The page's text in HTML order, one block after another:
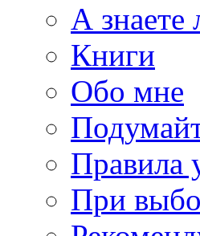
А знаете
Книги
Обо мне
Правила
При